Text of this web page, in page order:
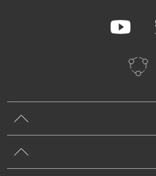
Twitter
Youtube